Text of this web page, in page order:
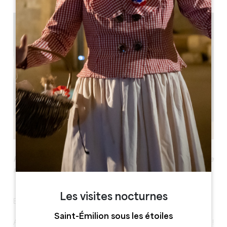
Plongez dans l’Histoire de Saint-Emilion sous un angle
novateur, participatif et ludique !
Embarquez pour une visite théâtralisée !
Amis visiteurs : bienvenue à Émilion la Montagne !
Les visites nocturnes
Saint-Émilion sous les étoiles